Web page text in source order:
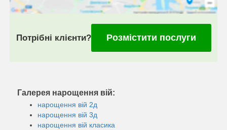
Потрібні клієнти? Розмістити послуги
Галерея нарощення вій:
нарощення вій 2д
нарощення вій 3д
нарощення вій класика